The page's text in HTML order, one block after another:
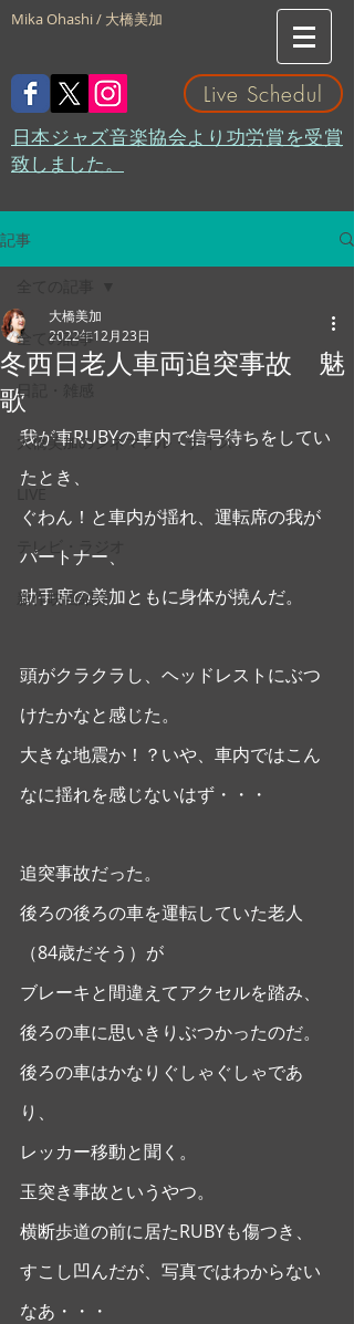
Mika Ohashi / 大橋美加
Live Schedul
​日本ジャズ音楽協会より功労賞を受賞
致しました。
記事
全ての記事
日記・雑感
大橋美加のシネマフル・デイズ
LIVE
テレビ・ラジオ
新作映画紹介
冬西日老人車両追突事故 魅
歌
大橋美加
2022年12月23日
我が車RUBYの車内で信号待ちをしてい
たとき、
ぐわん！と車内が揺れ、運転席の我が
パートナー、
助手席の美加ともに身体が撓んだ。
頭がクラクラし、ヘッドレストにぶつ
けたかなと感じた。
大きな地震か！？いや、車内ではこん
なに揺れを感じないはず・・・
追突事故だった。
後ろの後ろの車を運転していた老人
（84歳だそう）が
ブレーキと間違えてアクセルを踏み、
後ろの車に思いきりぶつかったのだ。
後ろの車はかなりぐしゃぐしゃであ
り、
レッカー移動と聞く。
玉突き事故というやつ。
横断歩道の前に居たRUBYも傷つき、
すこし凹んだが、写真ではわからない
なあ・・・